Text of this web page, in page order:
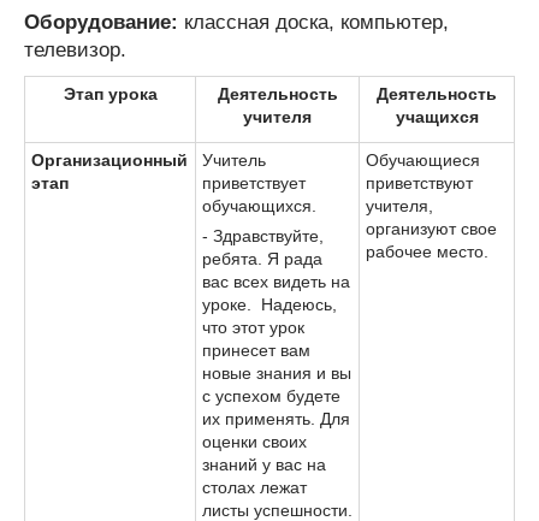
Оборудование: классная доска, компьютер,
телевизор.
Этап урока
Деятельность
учителя
Деятельность
учащихся
Организационный
этап
Учитель
приветствует
обучающихся.
- Здравствуйте,
ребята. Я рада
вас всех видеть на
уроке. Надеюсь,
что этот урок
принесет вам
новые знания и вы
с успехом будете
их применять. Для
оценки своих
знаний у вас на
столах лежат
листы успешности.
Обучающиеся
приветствуют
учителя,
организуют свое
рабочее место.